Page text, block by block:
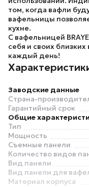
том, когда вафли
вафельницы
кухне.
С вафельницей
себя и своих
каждый день!
Заводские данные
Страна-
Гарантийный срок
Общие
Тип
Мощность
Съемные панели
Количество видов
Вид панели
Вид панели для
Материал корпуса